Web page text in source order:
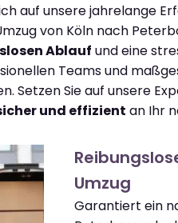
auf unsere jahrelange
von Köln nach
Ablauf und eine
Teams und
Setzen Sie auf unsere
und effizient an Ihr
Umzug
Garantiert ein